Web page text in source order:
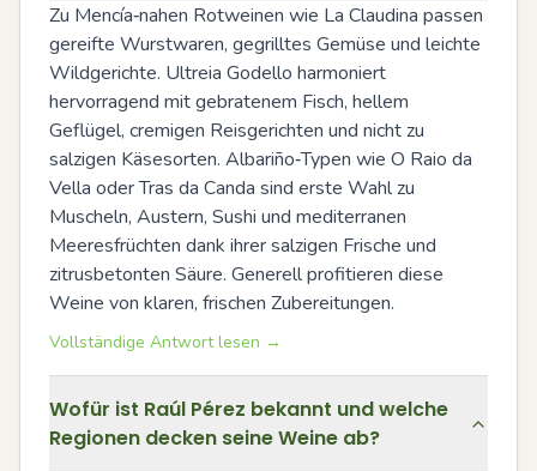
Zu Mencía‑nahen Rotweinen wie La Claudina passen
gereifte Wurstwaren, gegrilltes Gemüse und leichte
Wildgerichte. Ultreia Godello harmoniert
hervorragend mit gebratenem Fisch, hellem
Geflügel, cremigen Reisgerichten und nicht zu
salzigen Käsesorten. Albariño‑Typen wie O Raio da
Vella oder Tras da Canda sind erste Wahl zu
Muscheln, Austern, Sushi und mediterranen
Meeresfrüchten dank ihrer salzigen Frische und
zitrusbetonten Säure. Generell profitieren diese
Weine von klaren, frischen Zubereitungen.
Vollständige Antwort lesen →
Wofür ist Raúl Pérez bekannt und welche
Regionen decken seine Weine ab?